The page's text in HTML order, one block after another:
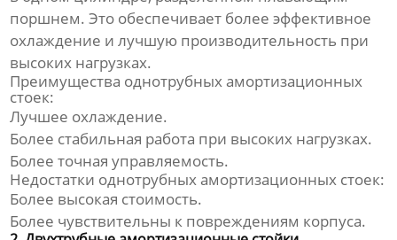
поршнем. Это обеспечивает более эффективное
охлаждение и лучшую производительность при
высоких нагрузках.
Преимущества однотрубных амортизационных
стоек:
Лучшее охлаждение.
Более стабильная работа при высоких нагрузках.
Более точная управляемость.
Недостатки однотрубных амортизационных стоек:
Более высокая стоимость.
Более чувствительны к повреждениям корпуса.